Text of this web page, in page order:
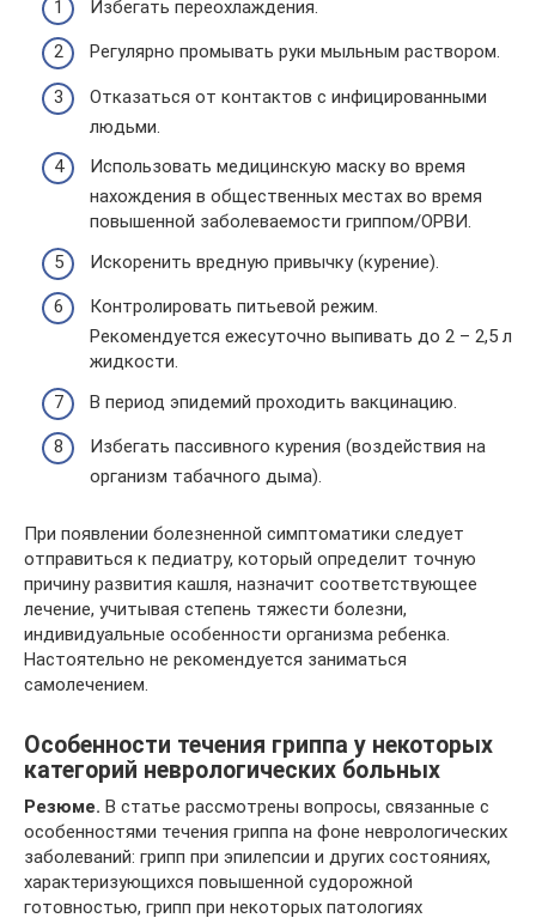
Избегать переохлаждения.
Регулярно промывать руки мыльным раствором.
Отказаться от контактов с инфицированными
людьми.
Использовать медицинскую маску во время
нахождения в общественных местах во время
повышенной заболеваемости гриппом/ОРВИ.
Искоренить вредную привычку (курение).
Контролировать питьевой режим.
Рекомендуется ежесуточно выпивать до 2 – 2,5 л
жидкости.
В период эпидемий проходить вакцинацию.
Избегать пассивного курения (воздействия на
организм табачного дыма).
При появлении болезненной симптоматики следует
отправиться к педиатру, который определит точную
причину развития кашля, назначит соответствующее
лечение, учитывая степень тяжести болезни,
индивидуальные особенности организма ребенка.
Настоятельно не рекомендуется заниматься
самолечением.
Особенности течения гриппа у некоторых
категорий неврологических больных
Резюме. В статье рассмотрены вопросы, связанные с
особенностями течения гриппа на фоне неврологических
заболеваний: грипп при эпилепсии и других состояниях,
характеризующихся повышенной судорожной
готовностью, грипп при некоторых патологиях